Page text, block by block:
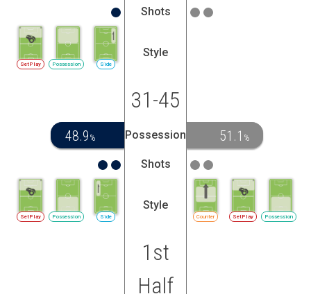
Shots
Side
Possession
SetPlay
Style
31-45
48.9 % Possession 51.1 %
Shots
Side
Possession
SetPlay
Style
Counter SetPlay Possession
1st
Half